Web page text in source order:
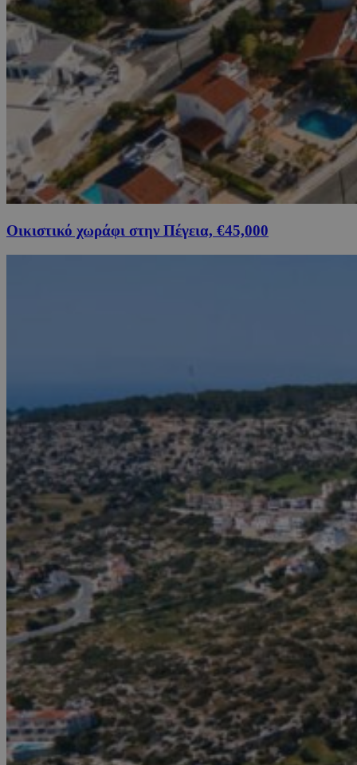
Οικιστικό χωράφι στην Πέγεια, €45,000